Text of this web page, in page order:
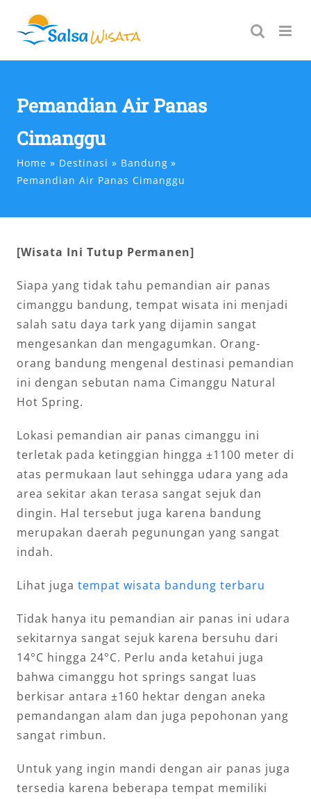
content
Pemandian Air Panas
Cimanggu
Home Destinasi
Bandung
Pemandian Air Panas Cimanggu
[Wisata Ini Tutup Permanen]
Siapa yang tidak tahu pemandian air panas
cimanggu bandung, tempat wisata ini menjadi
salah satu daya tark yang dijamin sangat
mengesankan dan mengagumkan. Orang-
orang bandung mengenal destinasi pemandian
ini dengan sebutan nama Cimanggu Natural
Hot Spring.
Lokasi pemandian air panas cimanggu ini
terletak pada ketinggian hingga ±1100 meter di
atas permukaan laut sehingga udara yang ada
area sekitar akan terasa sangat sejuk dan
dingin. Hal tersebut juga karena bandung
merupakan daerah pegunungan yang sangat
indah.
Lihat juga tempat wisata bandung terbaru
Tidak hanya itu pemandian air panas ini udara
sekitarnya sangat sejuk karena bersuhu dari
14°C hingga 24°C. Perlu anda ketahui juga
bahwa cimanggu hot springs sangat luas
berkisar antara ±160 hektar dengan aneka
pemandangan alam dan juga pepohonan yang
sangat rimbun.
Untuk yang ingin mandi dengan air panas juga
tersedia karena beberapa tempat memiliki